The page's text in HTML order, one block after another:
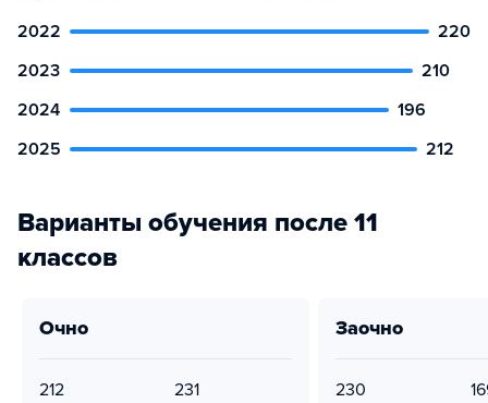
2022
220
2023
210
2024
196
2025
212
Варианты обучения после 11
классов
очно
212 231
заочно
230